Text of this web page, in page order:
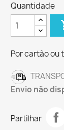
Quantidade
Por cartão ou
Envio não
Partilhar